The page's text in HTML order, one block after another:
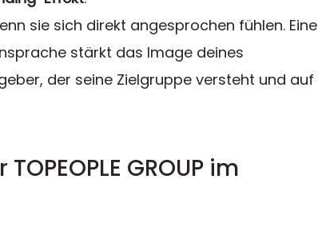
sie sich direkt angesprochen fühlen. Eine
stärkt das Image deines
der seine Zielgruppe versteht und auf
GROUP im